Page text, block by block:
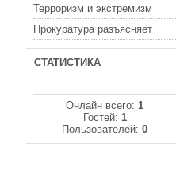
Терроризм и экстремизм
Прокуратура разъясняет
СТАТИСТИКА
Онлайн всего: 1
Гостей: 1
Пользователей: 0